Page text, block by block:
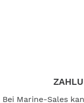
Bei Marine-Sales